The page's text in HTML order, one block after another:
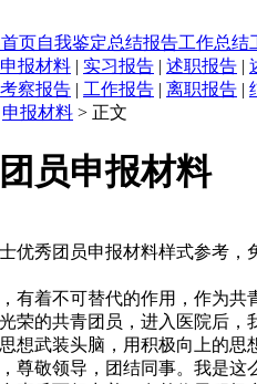
页自我鉴定总结报告工作总结
申报材料 | 实习报告 | 述职报告 |
考察报告 | 工作报告 | 离职报告 |
申报材料 > 正文
员申报材料
优秀团员申报材料样式参考
有着不可替代的作用，作为
荣的共青团员，进入医院后
想武装头脑，用积极向上的
尊敬领导，团结同事。我是